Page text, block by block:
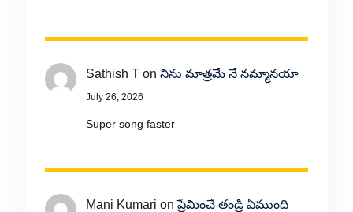
Sathish Ton నిను మాత్రమే నే నమ్మానయా
July 26, 2026
Super song faster
Mani Kumari onప్రేమించే తండ్రి ఏముంది